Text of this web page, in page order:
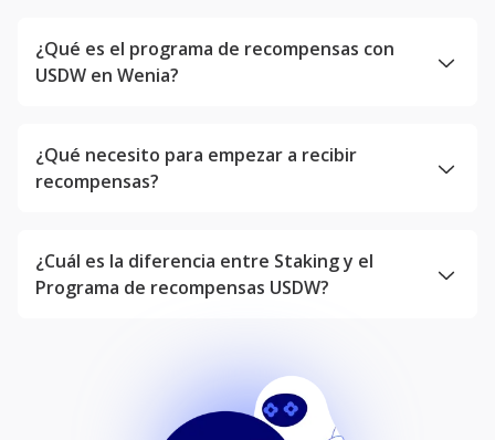
¿Qué es el programa de recompensas con
USDW en Wenia?
¿Qué necesito para empezar a recibir
recompensas?
¿Cuál es la diferencia entre Staking y el
Programa de recompensas USDW?